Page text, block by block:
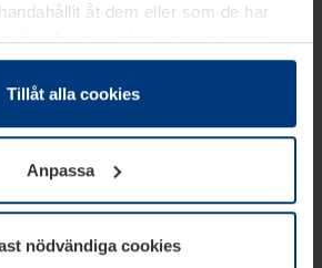
åt dem eller som de har
för din användning av tjänsterna.
kakor på din enhet, om de är
för driften av den här webbplatsen.
när som helst ändra eller återkalla i
underDataskyddsförklaring
Tillåt alla cookies
Anpassa
nödvändiga cookies